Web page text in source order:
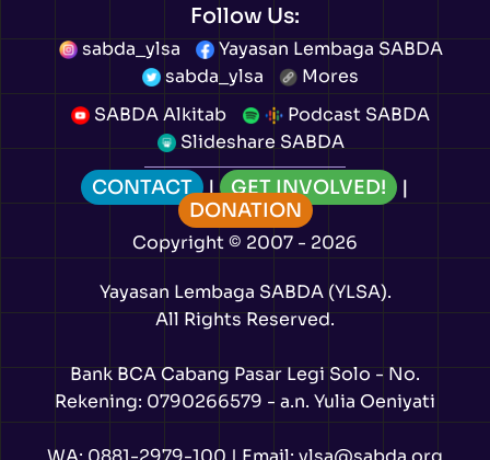
Follow Us:
sabda_ylsa
Yayasan Lembaga SABDA
sabda_ylsa
Mores
SABDA Alkitab
Podcast SABDA
Slideshare SABDA
CONTACT | GET INVOLVED!
|
DONATION
Copyright© 2007 - 2026
Yayasan Lembaga SABDA (YLSA).
All Rights Reserved.
Bank BCA Cabang Pasar Legi Solo - No.
Rekening: 0790266579 - a.n. Yulia Oeniyati